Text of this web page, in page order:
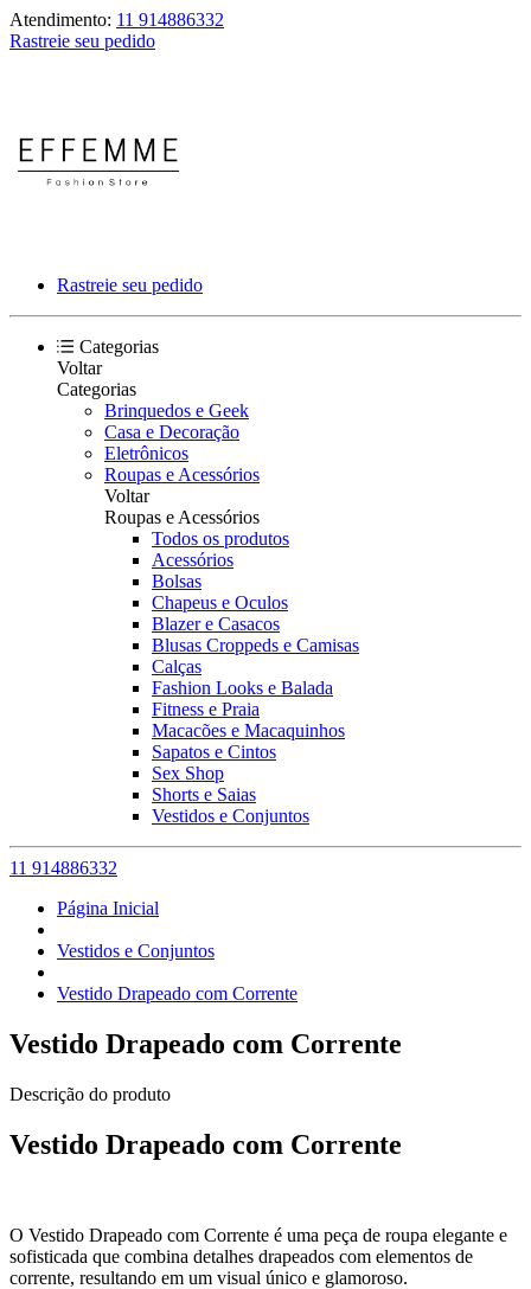
Atendimento: 11 914886332
Rastreie seu pedido
Rastreie seu pedido
Categorias
Voltar
Categorias
Brinquedos e Geek
Casa e Decoração
Eletrônicos
Roupas e Acessórios
Voltar
Roupas e Acessórios
Todos os produtos
Acessórios
Bolsas
Chapeus e Oculos
Blazer e Casacos
Blusas Croppeds e Camisas
Calças
Fashion Looks e Balada
Fitness e Praia
Macacões e Macaquinhos
Sapatos e Cintos
Sex Shop
Shorts e Saias
Vestidos e Conjuntos
11 914886332
Página Inicial
Vestidos e Conjuntos
Vestido Drapeado com Corrente
Vestido Drapeado com Corrente
Descrição do produto
Vestido Drapeado com Corrente
O Vestido Drapeado com Corrente é uma peça de roupa elegante e
sofisticada que combina detalhes drapeados com elementos de
corrente, resultando em um visual único e glamoroso.